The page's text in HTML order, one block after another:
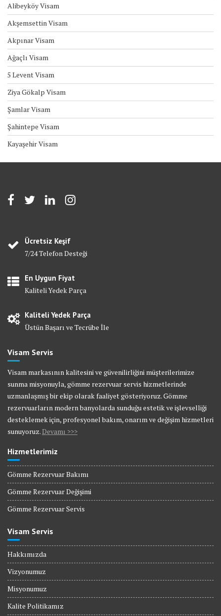
Alibeyköy Visam
Akşemsettin Visam
Akpınar Visam
Ağaçlı Visam
5 Levent Visam
Ziya Gökalp Visam
Şamlar Visam
Şahintepe Visam
Kayaşehir Visam
Ücretsiz Keşif
7/24 Telefon Desteği
En Uygun Fiyat
Kaliteli Yedek Parça
Kaliteli Yedek Parça
Üstün Başarı ve Tecrübe İle
Visam Servis
Visam markasının kalitesini ve güvenilirliğini müşterilerimize
sunma misyonuyla, gömme rezervuar servis hizmetlerinde
uzmanlaşmış bir ekip olarak faaliyet gösteriyoruz. Gömme
rezervuarların modern banyolarda sunduğu estetik ve işlevselliği
desteklemek için, profesyonel bakım, onarım ve değişim hizmetleri
sunuyoruz. Devamı >>>
Hizmetlerimiz
Gömme Rezervuar Bakımı
Gömme Rezervuar Değişimi
Gömme Rezervuar Servis
Visam Servis
Hakkımızda
Vizyonumuz
Misyonumuz
Kalite Politikamız